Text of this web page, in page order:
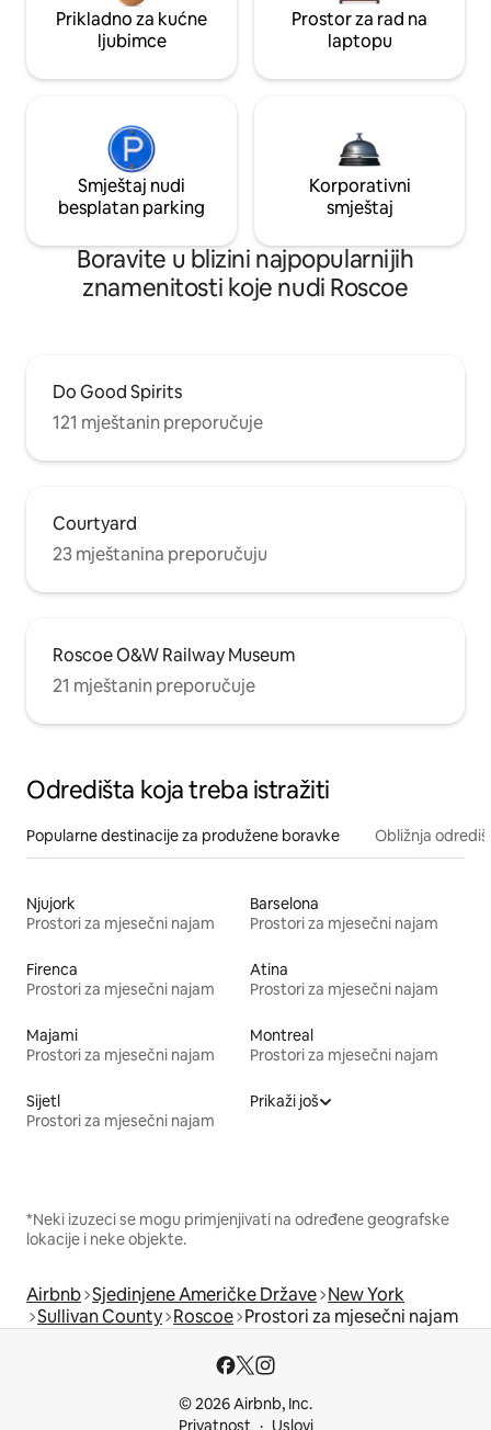
Prikladno za kućne
ljubimce
Prostor za rad na
laptopu
Smještaj nudi
besplatan parking
Korporativni
smještaj
Boravite u blizini najpopularnijih
znamenitosti koje nudi Roscoe
Do Good Spirits
121 mještanin preporučuje
Courtyard
23 mještanina preporučuju
Roscoe O&W Railway Museum
21 mještanin preporučuje
Odredišta koja treba istražiti
Popularne destinacije za produžene boravke Obližnja
Njujork
Prostori za mjesečni najam
Barselona
Prostori za mjesečni najam
Firenca
Prostori za mjesečni najam
Atina
Prostori za mjesečni najam
Majami
Prostori za mjesečni najam
Montreal
Prostori za mjesečni najam
Sijetl
Prostori za mjesečni najam
Prikaži još
*Neki izuzeci se mogu primjenjivati na određene geografske
lokacije i neke objekte.
Airbnb Sjedinjene Američke Države New York
Sullivan County Roscoe Prostori za mjesečni najam
© 2026 Airbnb, Inc.
Privatnost
Uslovi